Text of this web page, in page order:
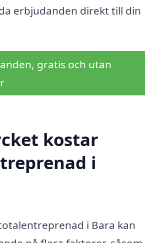
erbjudanden direkt till din
gratis och utan
kostar
i
i Bara kan